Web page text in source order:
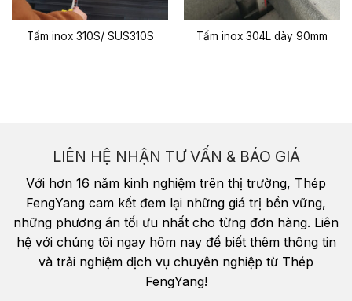
Tấm inox 310S/ SUS310S Tấm inox 304L dày 90mm
LIÊN HỆ NHẬN TƯ VẤN & BÁO GIÁ
Với hơn 16 năm kinh nghiệm trên thị trường, Thép
FengYang cam kết đem lại những giá trị bền vững,
những phương án tối ưu nhất cho từng đơn hàng. Liên
hệ với chúng tôi ngay hôm nay để biết thêm thông tin
và trải nghiệm dịch vụ chuyên nghiệp từ Thép
FengYang!